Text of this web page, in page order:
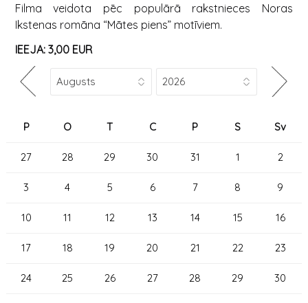
Filma veidota pēc populārā rakstnieces Noras
Ikstenas romāna “Mātes piens” motīviem.
IEEJA: 3,00 EUR
P O T C P S Sv
27 28 29 30 31 1 2
3 4 5 6 7 8 9
10 11 12 13 14 15 16
17 18 19 20 21 22 23
24 25 26 27 28 29 30